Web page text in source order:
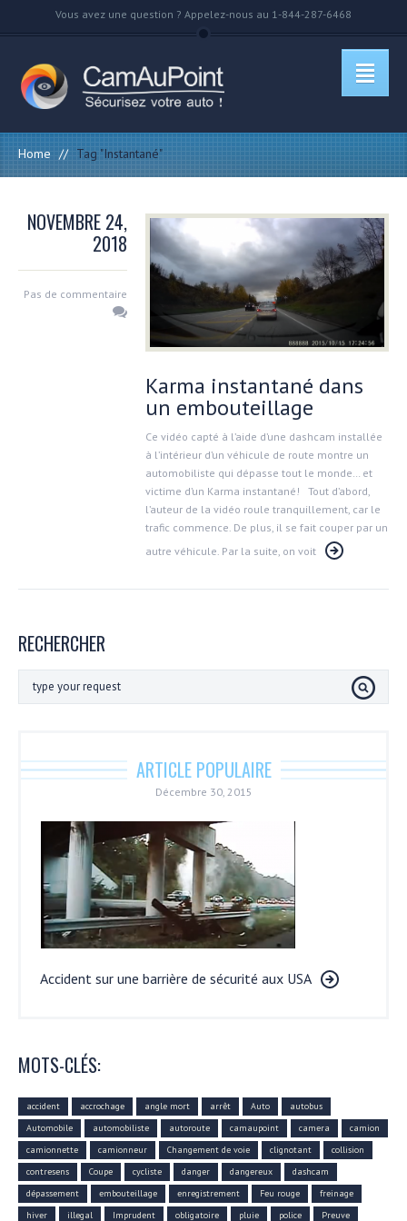
Vous avez une question ? Appelez-nous au 1-844-287-6468
Home // Tag "Instantané"
NOVEMBRE 24,
2018
Pas de commentaire
Karma instantané dans
un embouteillage
Ce vidéo capté à l’aide d’une dashcam installée
à l’intérieur d’un véhicule de route montre un
automobiliste qui dépasse tout le monde… et
victime d’un Karma instantané! Tout d’abord,
l’auteur de la vidéo roule tranquillement, car le
trafic commence. De plus, il se fait couper par un
autre véhicule. Par la suite, on voit
RECHERCHER
ARTICLE POPULAIRE
Décembre 30, 2015
Accident sur une barrière de sécurité aux USA
MOTS-CLÉS:
accident accrochage angle mort arrêt Auto
autobus
Automobile
automobiliste autoroute camaupoint camera
camion
camionnette
camionneur Changement de voie clignotant
collision
contresens
Coupe cycliste danger dangereux
dashcam
dépassement
embouteillage enregistrement Feu rouge
freinage
hiver
illegal Imprudent obligatoire pluie police Preuve